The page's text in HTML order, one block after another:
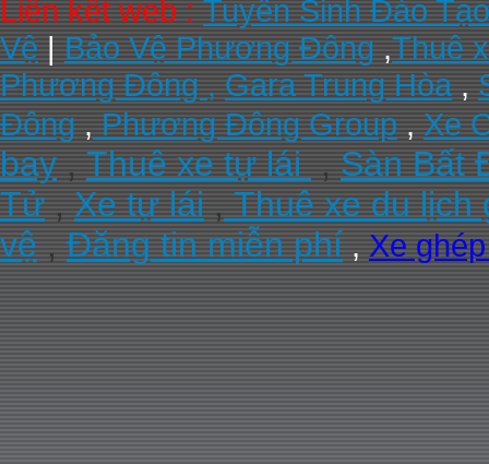
Liên kết web : Tuyển Sinh Đào Tạo
Vệ | Bảo Vệ Phương Đông ,Thuê
Phương Đông , Gara Trung Hòa,
Đông , Phương Đông Group , Xe
bay , Thuê xe tự lái , Sàn Bất
Tử , Xe tự lái , Thuê xe du lịch
vệ , Đăng tin miễn phí , Xe